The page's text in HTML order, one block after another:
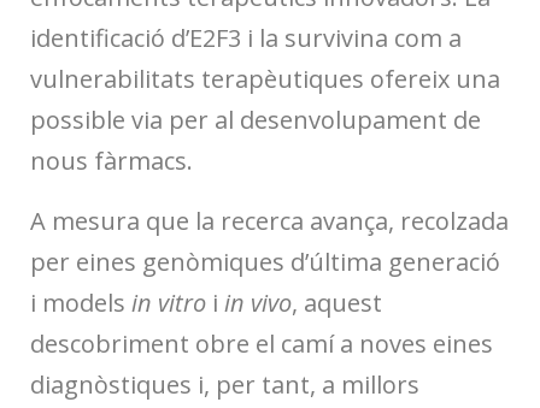
identificació d’E2F3 i la survivina com a
vulnerabilitats terapèutiques ofereix una
possible via per al desenvolupament de
nous fàrmacs.
A mesura que la recerca avança, recolzada
per eines genòmiques d’última generació
i models in vitro i in vivo, aquest
descobriment obre el camí a noves eines
diagnòstiques i, per tant, a millors